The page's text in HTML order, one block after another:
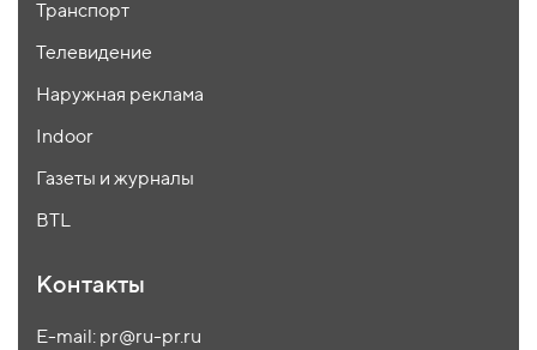
Транспорт
Телевидение
Наружная реклама
Indoor
Газеты и журналы
BTL
Контакты
E-mail: pr@ru-pr.ru